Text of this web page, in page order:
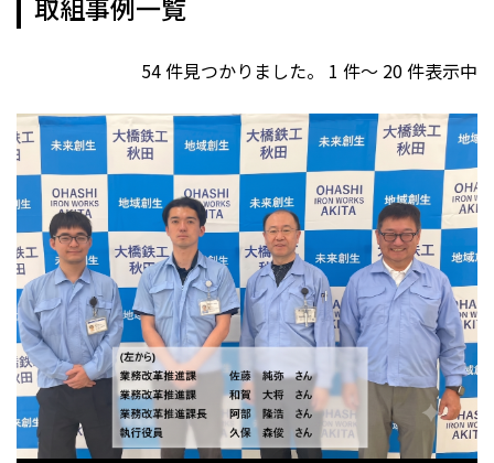
取組事例一覧
54 件見つかりました。 1 件～ 20 件表示中